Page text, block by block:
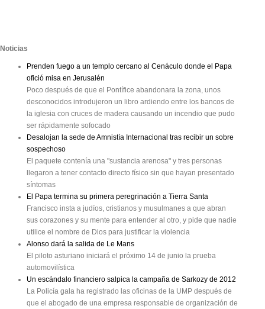
Noticias
Prenden fuego a un templo cercano al Cenáculo donde el Papa
ofició misa en Jerusalén
Poco después de que el Pontífice abandonara la zona, unos
desconocidos introdujeron un libro ardiendo entre los bancos de
la iglesia con cruces de madera causando un incendio que pudo
ser rápidamente sofocado
Desalojan la sede de Amnistía Internacional tras recibir un sobre
sospechoso
El paquete contenía una "sustancia arenosa" y tres personas
llegaron a tener contacto directo físico sin que hayan presentado
síntomas
El Papa termina su primera peregrinación a Tierra Santa
Francisco insta a judíos, cristianos y musulmanes a que abran
sus corazones y su mente para entender al otro, y pide que nadie
utilice el nombre de Dios para justificar la violencia
Alonso dará la salida de Le Mans
El piloto asturiano iniciará el próximo 14 de junio la prueba
automovilística
Un escándalo financiero salpica la campaña de Sarkozy de 2012
La Policía gala ha registrado las oficinas de la UMP después de
que el abogado de una empresa responsable de organización de